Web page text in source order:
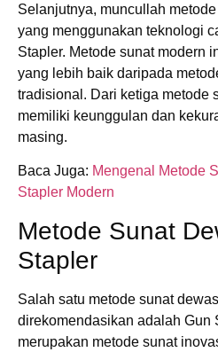
Selanjutnya, muncullah
yang menggunakan teknologi
Stapler. Metode sunat modern
yang lebih baik daripada
tradisional. Dari ketiga metode
memiliki keunggulan dan
masing.
Baca Juga: Mengenal Metode
Stapler Modern
Metode Sunat
Stapler
Salah satu metode sunat
direkomendasikan adalah Gun
merupakan metode sunat